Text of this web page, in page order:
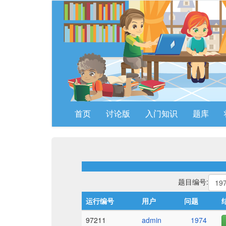
首页 讨论版 入门知识 题库
题目编号:
运行编号
用户 问题
97211
admin 1974